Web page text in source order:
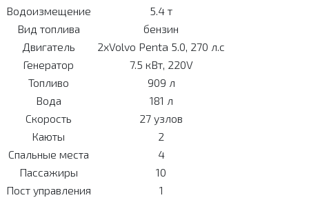
Водоизмещение
5.4 т
Вид топлива
бензин
Двигатель
2xVolvo Penta 5.0, 270 л.с
Генератор
7.5 кВт, 220V
Топливо
909 л
Вода
181 л
Скорость
27 узлов
Каюты
2
Спальные места
4
Пассажиры
10
Пост управления
1